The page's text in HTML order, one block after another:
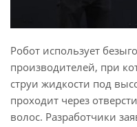
Робот использует
производителей, при
струи жидкости под
проходит через
волос. Разработчики